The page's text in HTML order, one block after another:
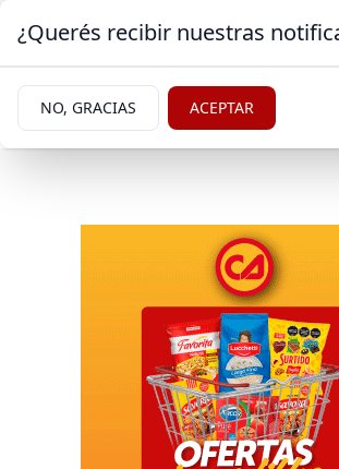
¿Querés recibir nuestras
NO, GRACIAS ACEPTAR